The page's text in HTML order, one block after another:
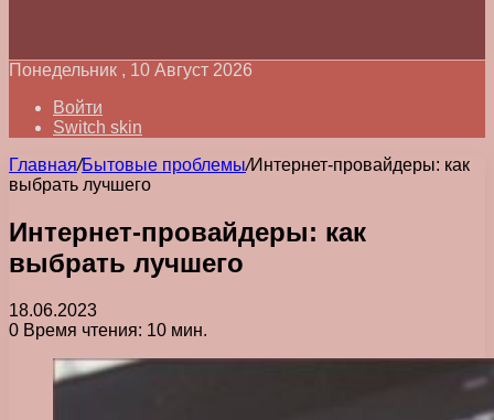
Понедельник , 10 Август 2026
Войти
Switch skin
Главная/Бытовые проблемы/Интернет-провайдеры: как
выбрать лучшего
Интернет-провайдеры: как
выбрать лучшего
18.06.2023
0 Время чтения: 10 мин.